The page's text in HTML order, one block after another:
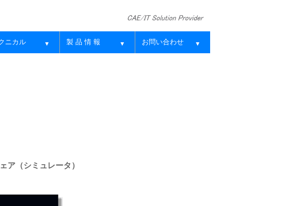
ニカル ▼ 製 品 情 報 ▼ お問い合わせ ▼
ア（シミュレータ）